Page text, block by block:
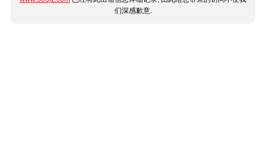
们深感歉意.